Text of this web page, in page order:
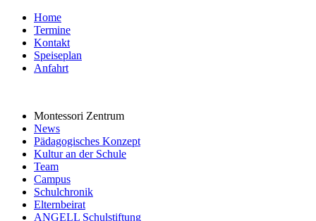
Home
Termine
Kontakt
Speiseplan
Anfahrt
Montessori Zentrum
News
Pädagogisches Konzept
Kultur an der Schule
Team
Campus
Schulchronik
Elternbeirat
ANGELL Schulstiftung